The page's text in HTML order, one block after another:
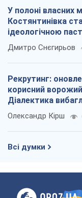
У полоні власних
Костянтинівка
ідеологічною
окупантів
Дмитро Снєгирьов
Рекрутинг:
корисний
Діалектика
Олександр Кірш
Всі думки